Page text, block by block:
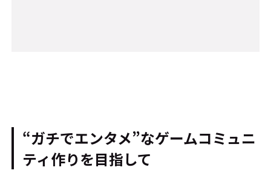
“ガチでエンタメ”なゲームコミュニ
ティ作りを目指して